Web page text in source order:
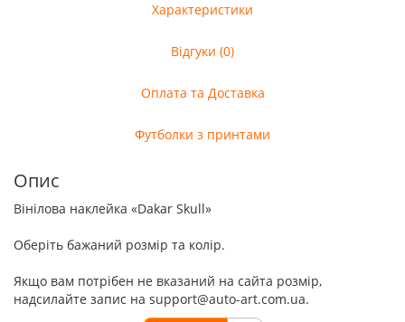
Характеристики
Відгуки (0)
Оплата та Доставка
Футболки з принтами
Опис
Вінілова наклейка «Dakar Skull»
Оберіть бажаний розмір та колір.
Якщо вам потрібен не вказаний на сайта розмір,
надсилайте запис на support@auto-art.com.ua.